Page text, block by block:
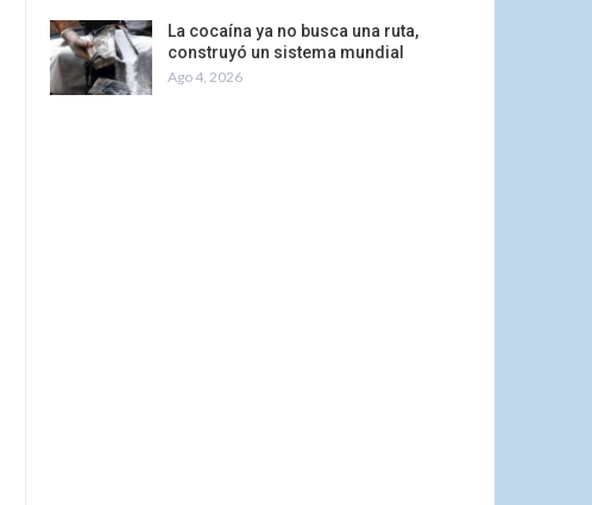
La cocaína ya no busca una ruta,
construyó un sistema mundial
Ago 4, 2026